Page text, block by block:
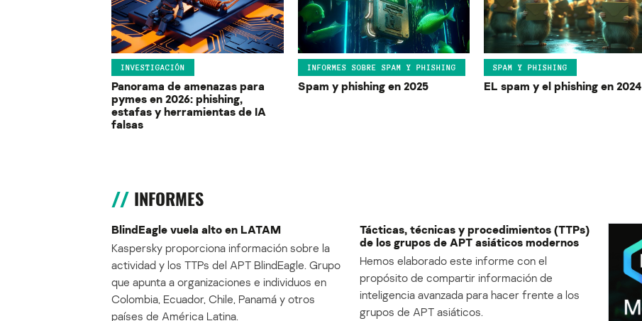
INVESTIGACIÓN
Panorama de amenazas para
pymes en 2026: phishing,
estafas y herramientas de IA
falsas
INFORMES SOBRE SPAM Y PHISHING
Spam y phishing en 2025
SPAM Y PHISHING
EL spam y el phishing en 2024
INFORMES
BlindEagle vuela alto en LATAM
Kaspersky proporciona información sobre la
actividad y los TTPs del APT BlindEagle. Grupo
que apunta a organizaciones e individuos en
Colombia, Ecuador, Chile, Panamá y otros
países de América Latina.
Tácticas, técnicas y procedimientos (TTPs)
de los grupos de APT asiáticos modernos
Hemos elaborado este informe con el
propósito de compartir información de
inteligencia avanzada para hacer frente a los
grupos de APT asiáticos.